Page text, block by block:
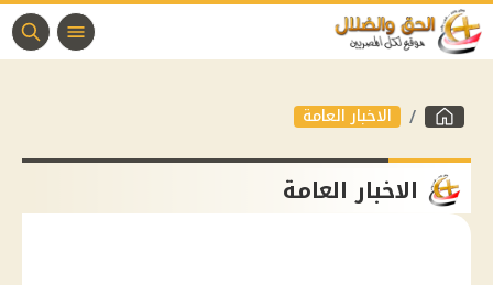
الاخبار العامة
الاخبار العامة